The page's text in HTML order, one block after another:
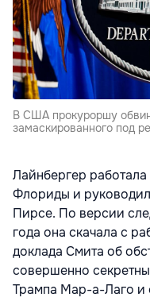
В США прокуроршу
замаскированного под
Лайнбергер
Флориды и
Пирсе. По версии
года она скачала с
доклада Смита об
совершенно
Трампа Мар-а-Лаго и